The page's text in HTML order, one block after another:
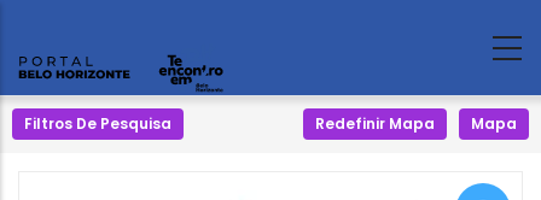
Filtros De Pesquisa Redefinir Mapa Mapa